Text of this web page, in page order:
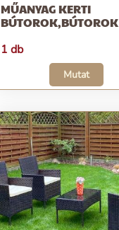
MŰANYAG KERTI
BÚTOROK,BÚTOROK
1 db
Mutat